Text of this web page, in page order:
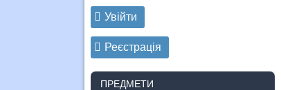
Увійти
Реєстрація
ПРЕДМЕТИ